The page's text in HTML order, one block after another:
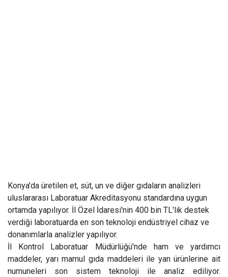
Konya'da üretilen et, süt, un ve diğer gıdaların analizleri
uluslararası Laboratuar Akreditasyonu standardına uygun
ortamda yapılıyor. İl Özel İdaresi'nin 400 bin TL'lik destek
verdiği laboratuarda en son teknoloji endüstriyel cihaz ve
donanımlarla analizler yapılıyor.
İl Kontrol Laboratuar Müdürlüğü'nde ham ve yardımcı
maddeler, yarı mamul gıda maddeleri ile yan ürünlerine ait
numuneleri son sistem teknoloji ile analiz ediliyor.